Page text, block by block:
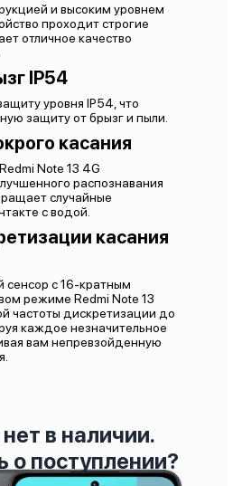
и высоким уровнем
проходит строгие
отличное качество
IP54
уровня IP54, что
защиту от брызг и пыли.
касания
Note 13 4G
распознавания
случайные
с водой.
касания
сенсор с 16-кратным
режиме Redmi Note 13
частоты дискретизации до
каждое незначительное
вам непревзойденную
в наличии.
о поступлении?